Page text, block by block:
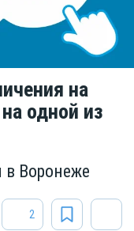
на
одной из
в Воронеже
2